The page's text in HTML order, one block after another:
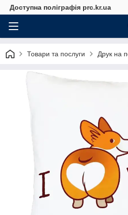
Доступна поліграфія prc.kr.ua
Товари та послуги Друк на